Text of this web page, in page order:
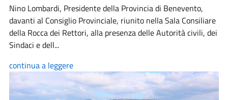
Nino Lombardi, Presidente della Provincia di Benevento,
davanti al Consiglio Provinciale, riunito nella Sala Consiliare
della Rocca dei Rettori, alla presenza delle Autorità civili, dei
Sindaci e dell...
continua a leggere